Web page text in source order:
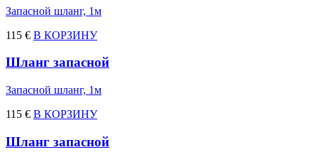
Запасной шланг, 1м
115 € В КОРЗИНУ
Шланг запасной
Запасной шланг, 1м
115 € В КОРЗИНУ
Шланг запасной